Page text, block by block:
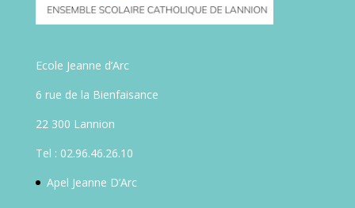
Apel Jeanne D’Arc